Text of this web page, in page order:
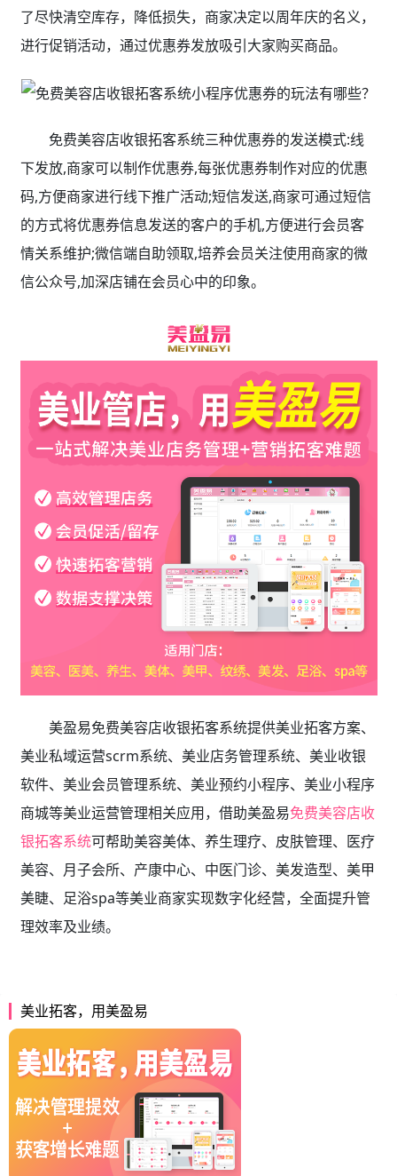
了尽快清空库存，降低损失，商家决定以周年庆的名义，
进行促销活动，通过优惠券发放吸引大家购买商品。
免费美容店收银拓客系统三种优惠券的发送模式:线
下发放,商家可以制作优惠券,每张优惠券制作对应的优惠
码,方便商家进行线下推广活动;短信发送,商家可通过短信
的方式将优惠券信息发送的客户的手机,方便进行会员客
情关系维护;微信端自助领取,培养会员关注使用商家的微
信公众号,加深店铺在会员心中的印象。
美盈易免费美容店收银拓客系统提供美业拓客方案、
美业私域运营scrm系统、 美业店务管理系统、美业收银
软件、美业会员管理系统、美业预约小程序、美业小程序
商城等美业运营管理相关应用，借助美盈易免费美容店收
银拓客系统可帮助美容美体、养生理疗、皮肤管理、医疗
美容、月子会所、产康中心、中医门诊、美发造型、美甲
美睫、足浴spa等美业商家实现数字化经营，全面提升管
理效率及业绩。
美业拓客，用美盈易